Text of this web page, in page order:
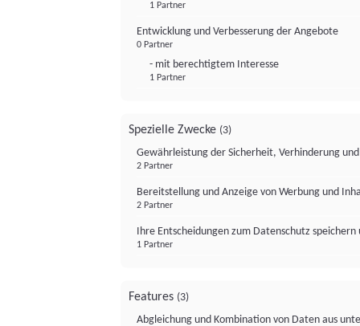
1 Partner
Entwicklung und Verbesserung der Angebote
0 Partner
- mit berechtigtem Interesse
1 Partner
Spezielle Zwecke (3)
Gewährleistung der Sicherheit, Verhinderung
2 Partner
Bereitstellung und Anzeige von Werbung und
2 Partner
Ihre Entscheidungen zum Datenschutz
1 Partner
Features (3)
Abgleichung und Kombination von Daten aus